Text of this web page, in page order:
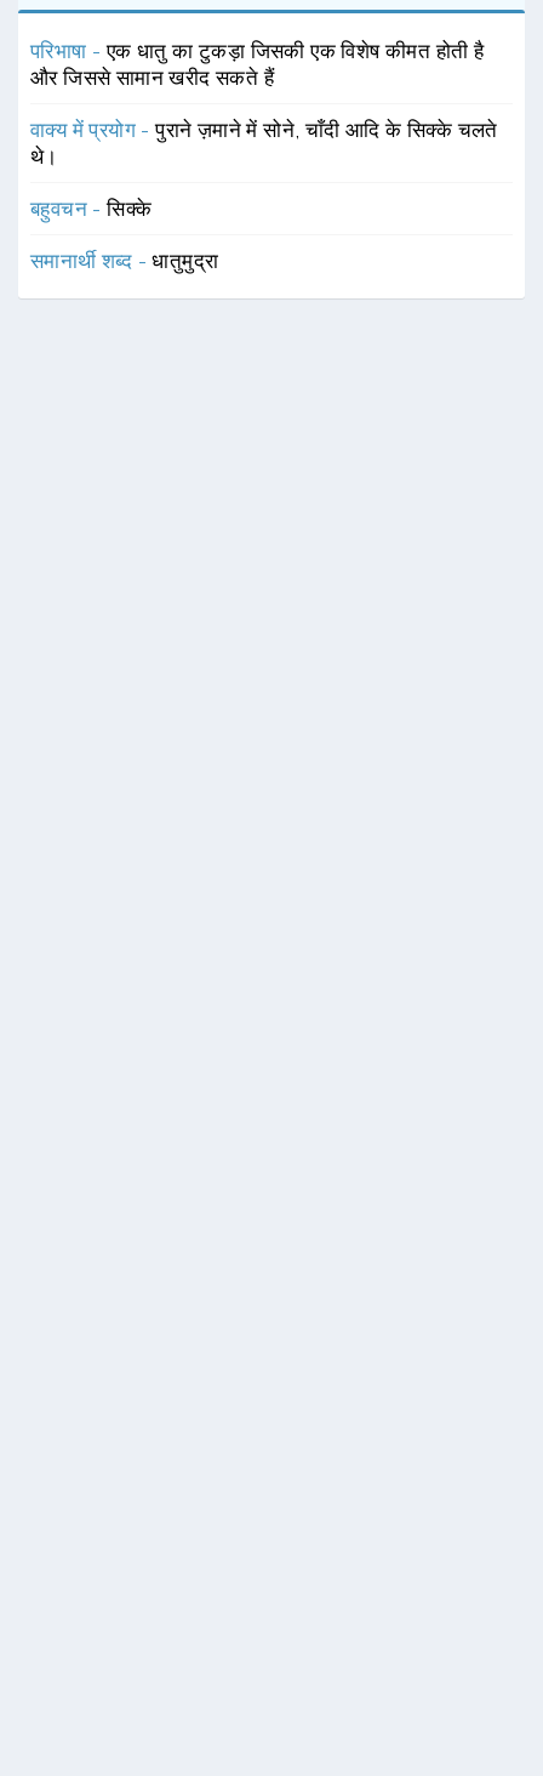
परिभाषा -एक धातु का टुकड़ा जिसकी एक विशेष कीमत होती है
और जिससे सामान खरीद सकते हैं
वाक्य में प्रयोग -पुराने ज़माने में सोने, चाँदी आदि के सिक्के चलते
थे।
बहुवचन -सिक्के
समानार्थी शब्द -धातुमुद्रा